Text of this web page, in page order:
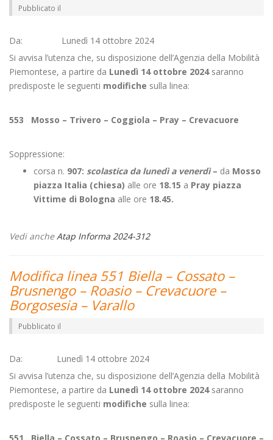
Pubblicato il
Da: Lunedì 14 ottobre 2024
Si avvisa l’utenza che, su disposizione dell’Agenzia della Mobilità
Piemontese, a partire da Lunedì 14 ottobre 2024saranno
predisposte le seguenti modifiche sulla linea:
553 Mosso – Trivero – Coggiola – Pray – Crevacuore
Soppressione:
corsa n. 907: scolastica da lunedì a venerdì– da Mosso
piazza Italia (chiesa) alle ore 18.15 a Pray piazza
Vittime di Bologna alle ore 18.45.
Vedi ancheAtap Informa 2024-312
Modifica linea 551 Biella – Cossato –
Brusnengo – Roasio – Crevacuore –
Borgosesia – Varallo
Pubblicato il
Da: Lunedì 14 ottobre 2024
Si avvisa l’utenza che, su disposizione dell’Agenzia della Mobilità
Piemontese, a partire da Lunedì 14 ottobre 2024saranno
predisposte le seguenti modifiche sulla linea: